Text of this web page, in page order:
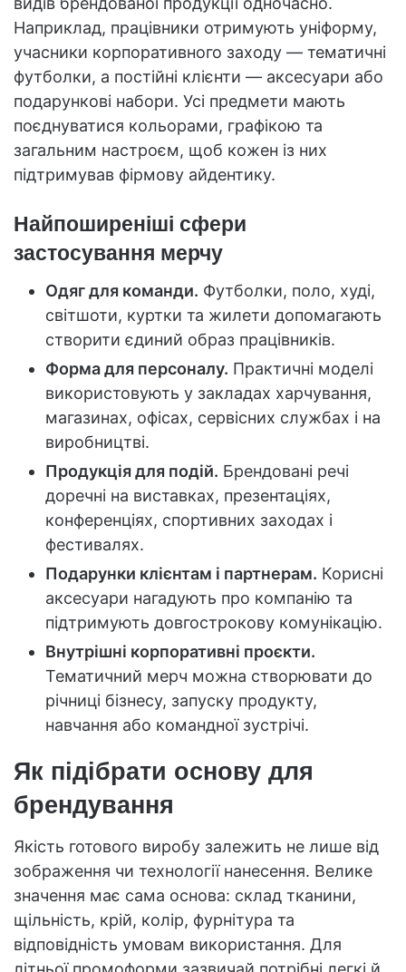
Наприклад, працівники отримують уніформу,
учасники корпоративного заходу — тематичні
футболки, а постійні клієнти — аксесуари або
подарункові набори. Усі предмети мають
поєднуватися кольорами, графікою та
загальним настроєм, щоб кожен із них
підтримував фірмову айдентику.
Найпоширеніші сфери
застосування мерчу
Одяг для команди. Футболки, поло, худі,
світшоти, куртки та жилети допомагають
створити єдиний образ працівників.
Форма для персоналу. Практичні моделі
використовують у закладах харчування,
магазинах, офісах, сервісних службах і на
виробництві.
Продукція для подій. Брендовані речі
доречні на виставках, презентаціях,
конференціях, спортивних заходах і
фестивалях.
Подарунки клієнтам і партнерам. Корисні
аксесуари нагадують про компанію та
підтримують довгострокову комунікацію.
Внутрішні корпоративні проєкти.
Тематичний мерч можна створювати до
річниці бізнесу, запуску продукту,
навчання або командної зустрічі.
Як підібрати основу для
брендування
Якість готового виробу залежить не лише від
зображення чи технології нанесення. Велике
значення має сама основа: склад тканини,
щільність, крій, колір, фурнітура та
відповідність умовам використання. Для